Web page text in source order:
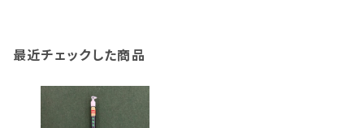
最近チェックした商品